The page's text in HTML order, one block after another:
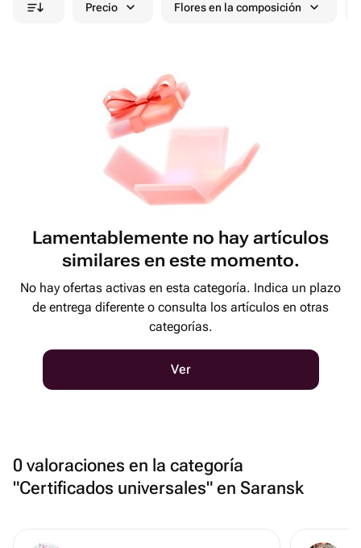
Precio Flores en la composición
Lamentablemente no hay artículos
similares en este momento.
No hay ofertas activas en esta categoría. Indica un plazo
de entrega diferente o consulta los artículos en otras
categorías.
Ver
0 valoraciones en la categoría
"Certificados universales" en Saransk